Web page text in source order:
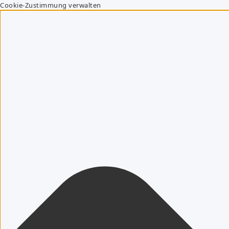
Cookie-Zustimmung verwalten